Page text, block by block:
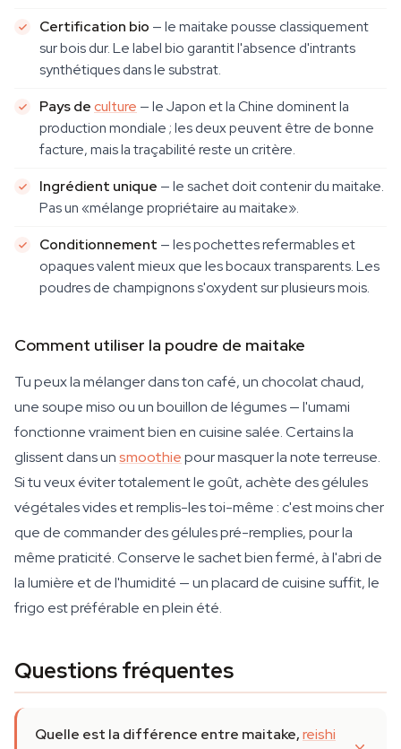
Certification bio — le maitake pousse classiquement
sur bois dur. Le label bio garantit l'absence d'intrants
synthétiques dans le substrat.
Pays deculture — le Japon et la Chine dominent la
production mondiale ; les deux peuvent être de bonne
facture, mais la traçabilité reste un critère.
Ingrédient unique — le sachet doit contenir du maitake.
Pas un «mélange propriétaire au maitake».
Conditionnement — les pochettes refermables et
opaques valent mieux que les bocaux transparents. Les
poudres de champignons s'oxydent sur plusieurs mois.
Comment utiliser la poudre de maitake
Tu peux la mélanger dans ton café, un chocolat chaud,
une soupe miso ou un bouillon de légumes — l'umami
fonctionne vraiment bien en cuisine salée. Certains la
glissent dans unsmoothiepour masquer la note terreuse.
Si tu veux éviter totalement le goût, achète des gélules
végétales vides et remplis-les toi-même : c'est moins cher
que de commander des gélules pré-remplies, pour la
même praticité. Conserve le sachet bien fermé, à l'abri de
la lumière et de l'humidité — un placard de cuisine suffit, le
frigo est préférable en plein été.
Questions fréquentes
Quelle est la différence entre maitake,reishi